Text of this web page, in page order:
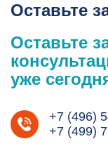
Оставьте
Оставьте
уже
+7 (496)
+7 (499)